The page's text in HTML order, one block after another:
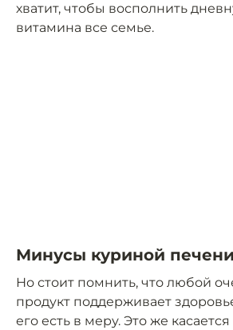
хватит, чтобы восполнить
витамина все семье.
Минусы куриной печени
Но стоит помнить, что любой
продукт поддерживает
его есть в меру. Это же